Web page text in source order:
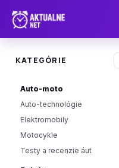
KATEGÓRIE
Auto-moto
Auto-technológie
Elektromobily
Motocykle
Testy a recenzie áut